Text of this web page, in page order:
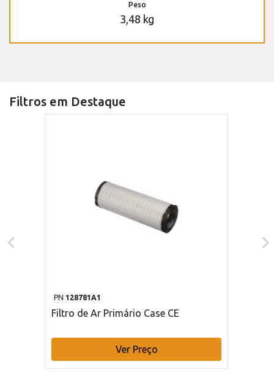
Peso
3,48 kg
Filtros em Destaque
PN 128781A1
Filtro de Ar Primário Case CE
Ver Preço